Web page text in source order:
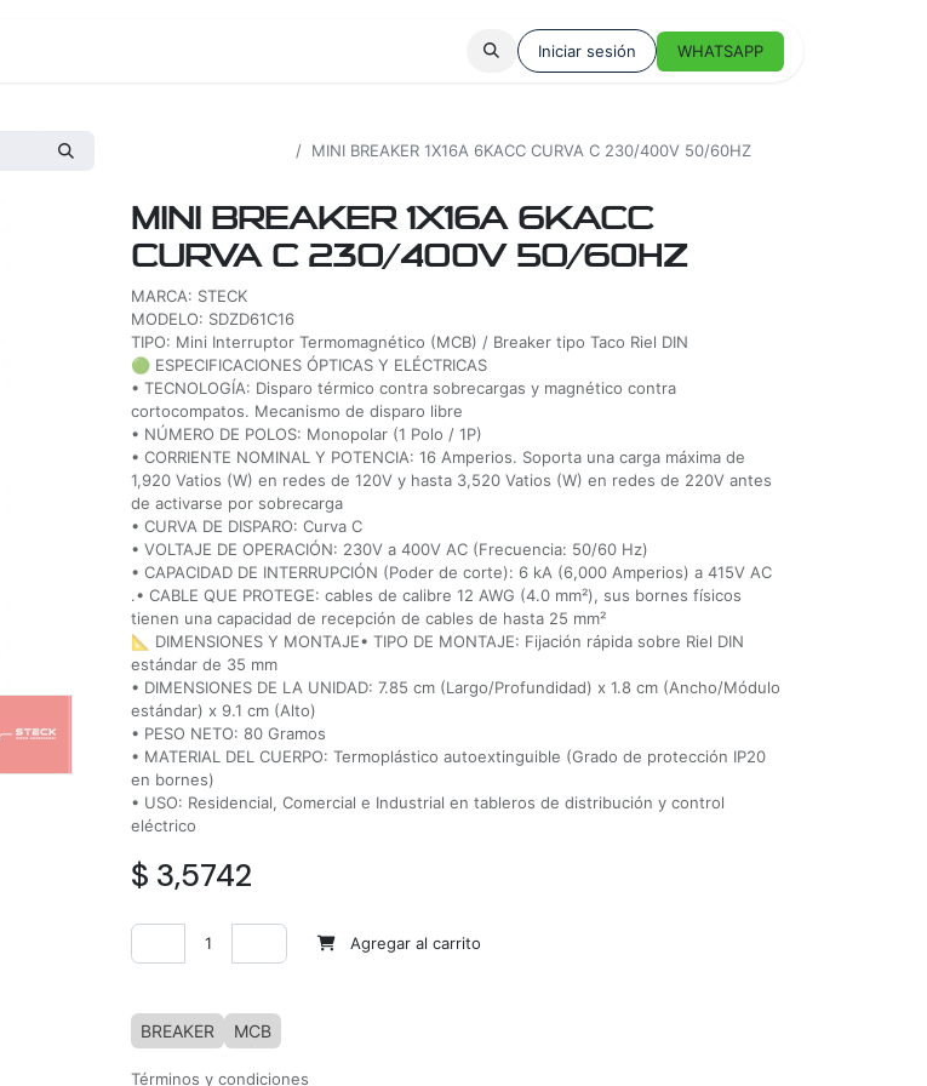
Iniciar sesión WHATSAPP
MINI BREAKER 1X16A 6KACC CURVA C 230/400V 50/60HZ
MINI BREAKER 1X16A 6KACC
CURVA C 230/400V 50/60HZ
MARCA: STECK
MODELO: SDZD61C16
TIPO: Mini Interruptor Termomagnético (MCB) / Breaker tipo Taco Riel DIN
🟢 ESPECIFICACIONES ÓPTICAS Y ELÉCTRICAS
• TECNOLOGÍA: Disparo térmico contra sobrecargas y magnético contra
cortocompatos. Mecanismo de disparo libre
• NÚMERO DE POLOS: Monopolar (1 Polo / 1P)
• CORRIENTE NOMINAL Y POTENCIA: 16 Amperios. Soporta una carga máxima de
1,920 Vatios (W) en redes de 120V y hasta 3,520 Vatios (W) en redes de 220V antes
de activarse por sobrecarga
• CURVA DE DISPARO: Curva C
• VOLTAJE DE OPERACIÓN: 230V a 400V AC (Frecuencia: 50/60 Hz)
• CAPACIDAD DE INTERRUPCIÓN (Poder de corte): 6 kA (6,000 Amperios) a 415V AC
.• CABLE QUE PROTEGE: cables de calibre 12 AWG (4.0 mm²), sus bornes físicos
tienen una capacidad de recepción de cables de hasta 25 mm²
📐 DIMENSIONES Y MONTAJE• TIPO DE MONTAJE: Fijación rápida sobre Riel DIN
estándar de 35 mm
• DIMENSIONES DE LA UNIDAD: 7.85 cm (Largo/Profundidad) x 1.8 cm (Ancho/Módulo
estándar) x 9.1 cm (Alto)
• PESO NETO: 80 Gramos
• MATERIAL DEL CUERPO: Termoplástico autoextinguible (Grado de protección IP20
en bornes)
• USO: Residencial, Comercial e Industrial en tableros de distribución y control
eléctrico
$ 3,5742
Agregar al carrito
BREAKER MCB
Términos y condiciones